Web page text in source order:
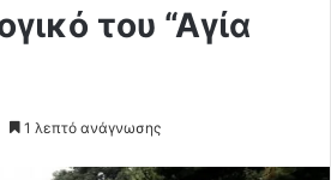
του “Αγία
1 λεπτό ανάγνωσης